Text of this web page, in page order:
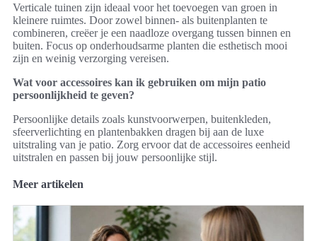
Verticale tuinen zijn ideaal voor het toevoegen van groen in
kleinere ruimtes. Door zowel binnen- als buitenplanten te
combineren, creëer je een naadloze overgang tussen binnen en
buiten. Focus op onderhoudsarme planten die esthetisch mooi
zijn en weinig verzorging vereisen.
Wat voor accessoires kan ik gebruiken om mijn patio
persoonlijkheid te geven?
Persoonlijke details zoals kunstvoorwerpen, buitenkleden,
sfeerverlichting en plantenbakken dragen bij aan de luxe
uitstraling van je patio. Zorg ervoor dat de accessoires eenheid
uitstralen en passen bij jouw persoonlijke stijl.
Meer artikelen